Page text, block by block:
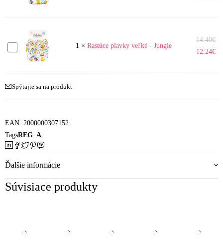
Jungle
Rastúce
plavky
-
Jungle
1 × Rastúce plavky veľké - Jungle
14.40€
12.24€
Spýtajte sa na produkt
EAN: 2000000307152
TagsREG_A
Ďalšie informácie
Súvisiace produkty